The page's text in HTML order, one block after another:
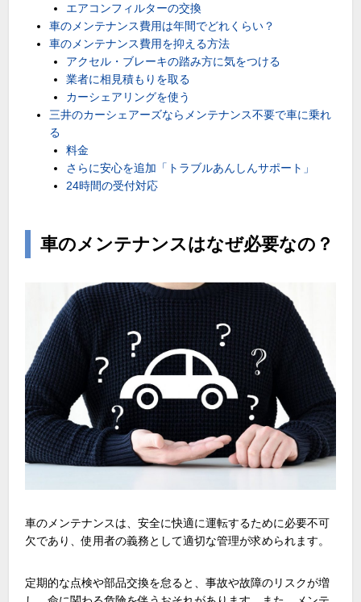
エアコンフィルターの交換
車のメンテナンス費用は年間でどれくらい？
車のメンテナンス費用を抑える方法
アクセル・ブレーキの踏み方に気をつける
業者に相見積もりを取る
カーシェアリングを使う
三井のカーシェアーズならメンテナンス不要で車に乗れ
る
料金
さらに安心を追加「トラブルあんしんサポート」
24時間の受付対応
車のメンテナンスはなぜ必要なの？
車のメンテナンスは、安全に快適に運転するために必要不可
欠であり、使用者の義務として適切な管理が求められます。
定期的な点検や部品交換を怠ると、事故や故障のリスクが増